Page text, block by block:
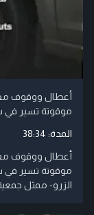
أعطال ووقوف
موقوتة تسير في
المدة: 38:34
أعطال ووقوف
موقوتة تسير في
الزرو- ممثل